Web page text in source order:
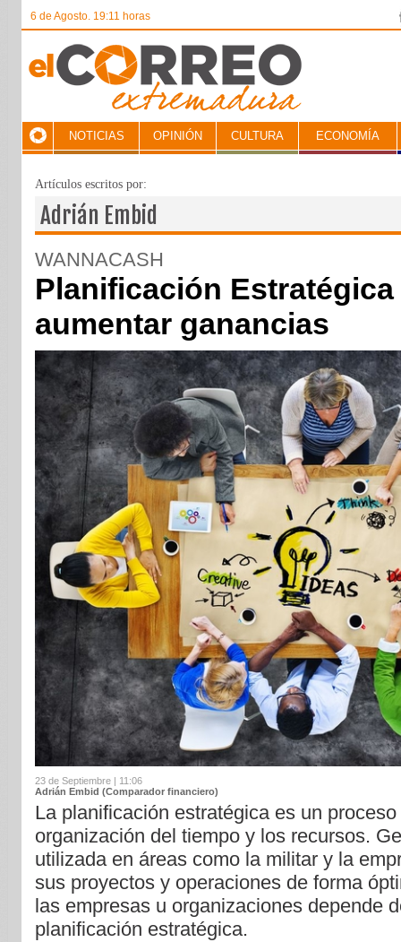
6 de Agosto. 19:11 horas
NOTICIAS OPINIÓN CULTURA ECONOMÍA
Artículos escritos por:
Adrián Embid
WANNACASH
Planificación Estratégica
aumentar ganancias
23 de Septiembre | 11:06
Adrián Embid (Comparador financiero)
La planificación estratégica es un
organización del tiempo y los recursos.
utilizada en áreas como la militar y la
sus proyectos y operaciones de forma
las empresas u organizaciones depende
planificación estratégica.